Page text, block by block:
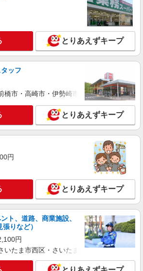
家の店舗スタッフ（接客・調理・清掃な
時給1,500円 ※土日祝手当 時給＋50円
富山県高岡市熊野町5-30
詳細を見る
チン（フード）スタッフ
時給1200円 ※22:00以降は時給1500円 ※高校
給1100円 ※労働組合費あり（基本時給×月間
詳細を見る
家の店舗スタッフ（接客・調理・清掃な
富山県高岡市中曽根290-3
とりあえずキープ
ッフ
橋市・高崎市・伊勢崎市・太田市・館林市
とりあえずキープ
円
とりあえずキープ
ト、道路、商業施設、
りなど）
円
いたま市西区・さいたま市岩槻区・久喜市・